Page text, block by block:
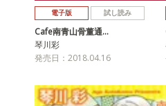
電子版 試し読み
Cafe南青山骨董通…
琴川彩
発売日：2018.04.16